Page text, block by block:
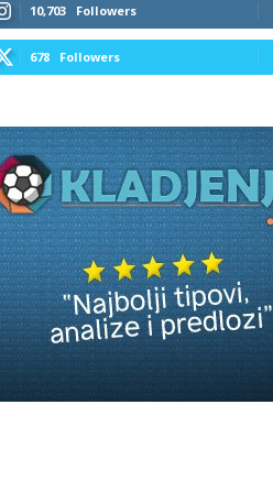
10,703 Followers
678 Followers